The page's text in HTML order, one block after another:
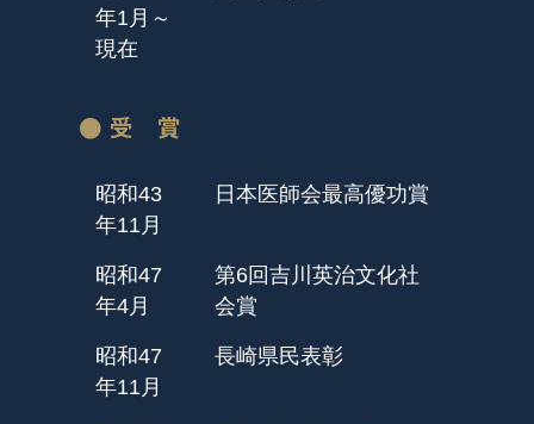
年1月～
現在
● 受 賞
昭和43
年11月
日本医師会最高優功賞
昭和47
年4月
第6回吉川英治文化社
会賞
昭和47
年11月
長崎県民表彰